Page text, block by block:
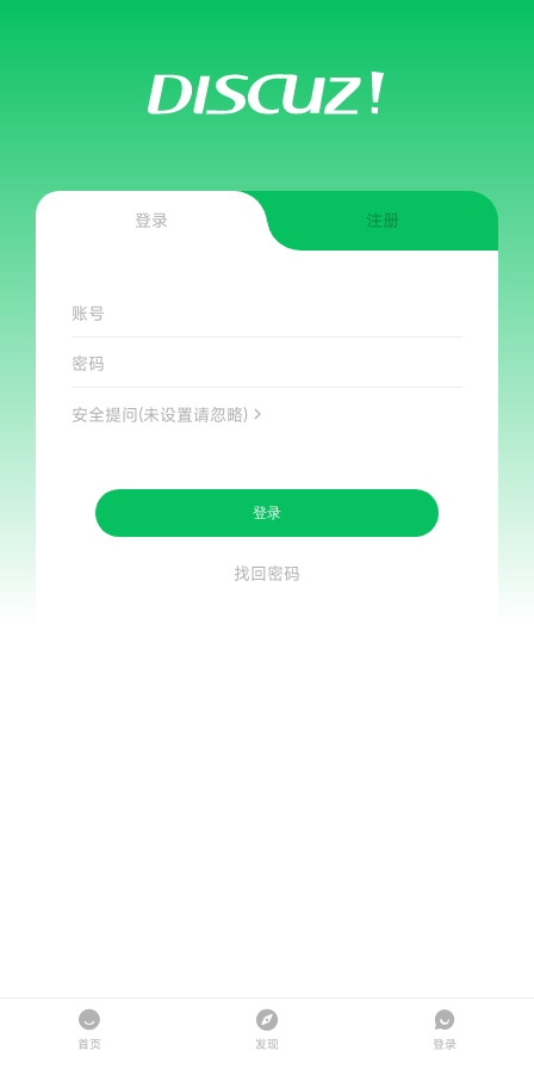
登录 注册
账号
密码
安全提问(未设置请忽略)
登录
找回密码
首页 发现 登录